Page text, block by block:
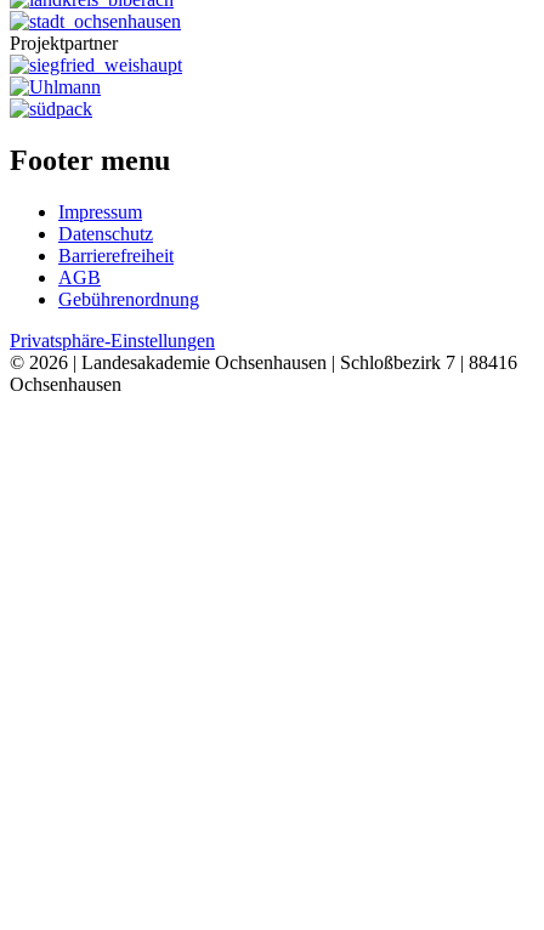
Projektpartner
Footer menu
Impressum
Datenschutz
Barrierefreiheit
AGB
Gebührenordnung
Privatsphäre-Einstellungen
© 2026 | Landesakademie Ochsenhausen | Schloßbezirk 7 | 88416
Ochsenhausen